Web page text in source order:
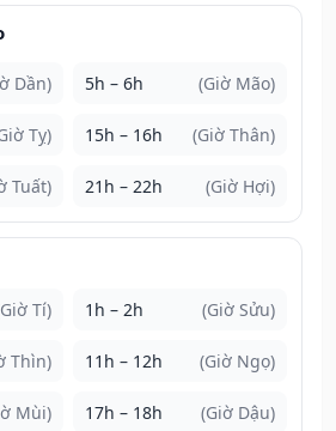
Dần) 5h – 6h (Giờ Mão)
Tỵ) 15h – 16h (Giờ Thân)
Tuất) 21h – 22h (Giờ Hợi)
Tí) 1h – 2h (Giờ Sửu)
Thìn) 11h – 12h (Giờ Ngọ)
Mùi) 17h – 18h (Giờ Dậu)